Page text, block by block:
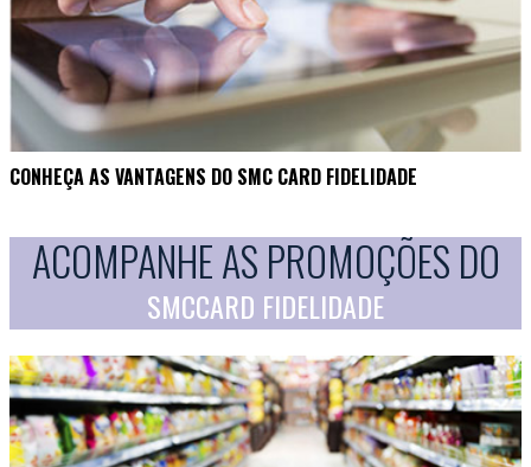
CONHEÇA AS VANTAGENS DO SMC CARD FIDELIDADE
ACOMPANHE AS PROMOÇÕES DO
SMCCARD FIDELIDADE